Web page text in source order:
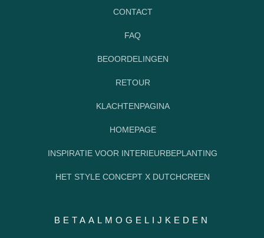
CONTACT
FAQ
BEOORDELINGEN
RETOUR
KLACHTENPAGINA
HOMEPAGE
INSPIRATIE VOOR INTERIEURBEPLANTING
HET STYLE CONCEPT X DUTCHCREEN
BETAALMOGELIJKEDEN